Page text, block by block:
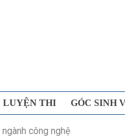
LUYỆN THI GÓC SINH
công nghệ